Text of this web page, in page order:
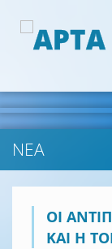
ΝΕΑ
ΟΙ
ΚΑΙ Η